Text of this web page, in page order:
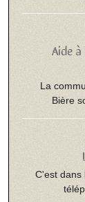
Aide
La
Bière
C'est dans